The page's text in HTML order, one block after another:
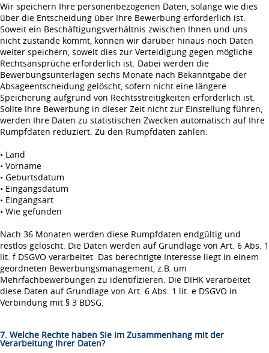
Wir speichern Ihre personenbezogenen Daten, solange wie dies
über die Entscheidung über Ihre Bewerbung erforderlich ist.
Soweit ein Beschäftigungsverhältnis zwischen Ihnen und uns
nicht zustande kommt, können wir darüber hinaus noch Daten
weiter speichern, soweit dies zur Verteidigung gegen mögliche
Rechtsansprüche erforderlich ist. Dabei werden die
Bewerbungsunterlagen sechs Monate nach Bekanntgabe der
Absageentscheidung gelöscht, sofern nicht eine längere
Speicherung aufgrund von Rechtsstreitigkeiten erforderlich ist.
Sollte Ihre Bewerbung in dieser Zeit nicht zur Einstellung führen,
werden Ihre Daten zu statistischen Zwecken automatisch auf Ihre
Rumpfdaten reduziert. Zu den Rumpfdaten zählen:
• Land
• Vorname
• Geburtsdatum
• Eingangsdatum
• Eingangsart
• Wie gefunden
Nach 36 Monaten werden diese Rumpfdaten endgültig und
restlos gelöscht. Die Daten werden auf Grundlage von Art. 6 Abs. 1
lit. f DSGVO verarbeitet. Das berechtigte Interesse liegt in einem
geordneten Bewerbungsmanagement, z.B. um
Mehrfachbewerbungen zu identifizieren. Die DIHK verarbeitet
diese Daten auf Grundlage von Art. 6 Abs. 1 lit. e DSGVO in
Verbindung mit § 3 BDSG.
7. Welche Rechte haben Sie im Zusammenhang mit der
Verarbeitung Ihrer Daten?